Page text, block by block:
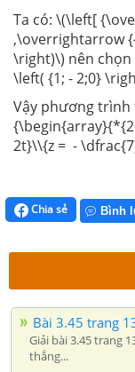
Ta có: \(\left[
,\overrightarrow
\right)\) nên
\left( {1; - 2;0}
Vậy phương
2t}\\{z = -
Chia sẻ Bình
Bài 3.45 trang
Giải bài 3.45 trang
thẳng...